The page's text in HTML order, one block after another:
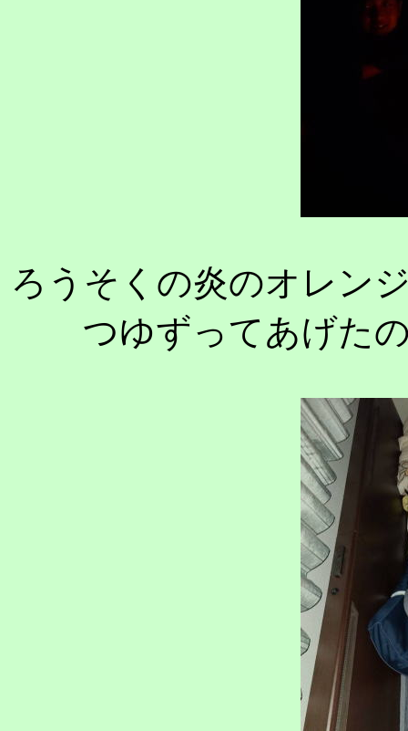
ろうそくの炎のオレン
つゆずってあげた